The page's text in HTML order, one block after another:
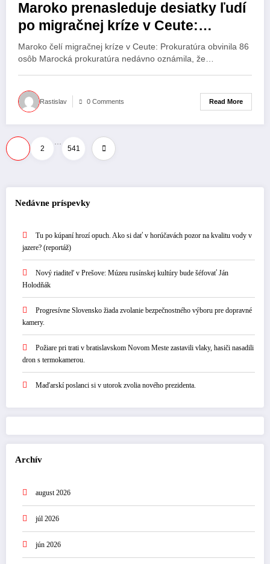
Maroko prenasleduje desiatky ľudí
po migračnej kríze v Ceute:
Prokuratúra obvinila 86 osôb
Maroko čelí migračnej kríze v Ceute: Prokuratúra obvinila 86
osôb Marocká prokuratúra nedávno oznámila, že…
Rastislav 0 Comments Read More
Stránkovanie
príspevkov
2
…
541
Nedávne príspevky
Tu po kúpaní hrozí opuch. Ako si dať v horúčavách pozor na kvalitu vody v
jazere? (reportáž)
Nový riaditeľ v Prešove: Múzeu rusínskej kultúry bude šéfovať Ján
Holodňák
Progresívne Slovensko žiada zvolanie bezpečnostného výboru pre dopravné
kamery.
Požiare pri trati v bratislavskom Novom Meste zastavili vlaky, hasiči nasadili
dron s termokamerou.
Maďarskí poslanci si v utorok zvolia nového prezidenta.
Archív
august 2026
júl 2026
jún 2026